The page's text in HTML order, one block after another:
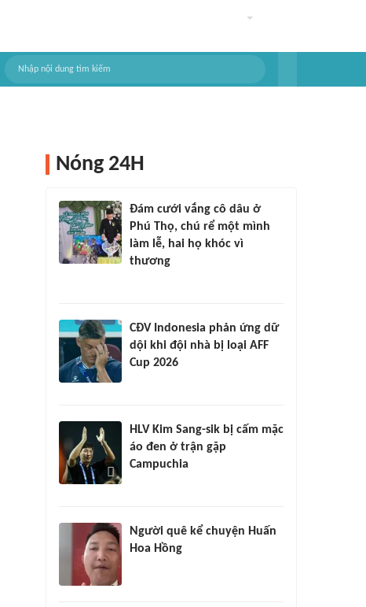
Nóng 24H
Đám cưới vắng cô dâu ở
Phú Thọ, chú rể một mình
làm lễ, hai họ khóc vì
thương
CĐV Indonesia phản ứng dữ
dội khi đội nhà bị loại AFF
Cup 2026
HLV Kim Sang-sik bị cấm mặc
áo đen ở trận gặp
Campuchia
Người quê kể chuyện Huấn
Hoa Hồng